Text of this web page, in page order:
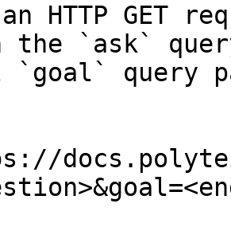
HTTP GET
the `ask`
`goal` query